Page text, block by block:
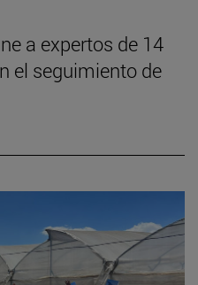
a expertos de 14
el seguimiento de